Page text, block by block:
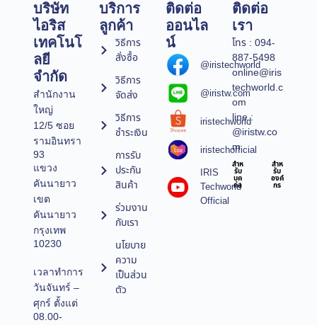
บริษัท
ไอริส
เทคโนโ
ลยี
จำกัด
สำนักงาน
ใหญ่
12/5 ซอย
รามอินทรา
93
แขวง
คันนายาว
เขต
คันนายาว
กรุงเทพ
10230
เวลาทำการ
วันจันทร์ –
ศุกร์ ตั้งแต่
08.00-
บริการ
ลูกค้า
วิธีการ
สั่งซื้อ
วิธีการ
จัดส่ง
วิธีการ
ชำระเงิน
การรับ
ประกัน
สินค้า
ร่วมงาน
กับเรา
นโยบาย
ความ
เป็นส่วน
ตัว
ติดต่อ
ออนไล
น์
@iristechworld
@iristw.com
iristechworld
iristechofficial
IRIS
Techworld
Official
ติดต่อ
เรา
โทร : 094-
887-5498
online@iris
techworld.c
om
line :
@iristw.co
m
สำห
รับ
บุค
คล
สำห
รับ
องค์
กร